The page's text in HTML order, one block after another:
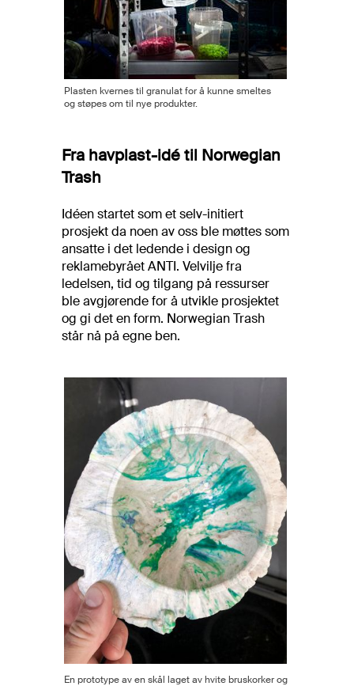
En prototype av en skål laget av hvite bruskorker og
Fra havplast-idé til Norwegian
Trash
Idéen startet som et selv-initiert
prosjekt da noen av oss ble møttes som
ansatte i det ledende i design og
reklamebyrået ANTI. Velvilje fra
ledelsen, tid og tilgang på ressurser
ble avgjørende for å utvikle prosjektet
og gi det en form. Norwegian Trash
står nå på egne ben.
Plasten kvernes til granulat for å kunne smeltes
og støpes om til nye produkter.